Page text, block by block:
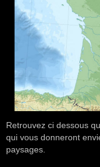
Retrouvez ci dessous
qui vous donneront
paysages.